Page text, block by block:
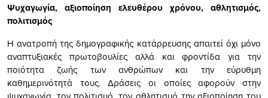
Ψυχαγωγία, αξιοποίηση ελευθέρου χρόνου, αθλητισμός,
πολιτισμός
Η ανατροπή της δημογραφικής κατάρρευσης απαιτεί όχι μόνο
αναπτυξιακές πρωτοβουλίες αλλά και φροντίδα για την
ποιότητα ζωής των ανθρώπων και την εύρυθμη
καθημερινότητά τους. Δράσεις οι οποίες αφορούν στην